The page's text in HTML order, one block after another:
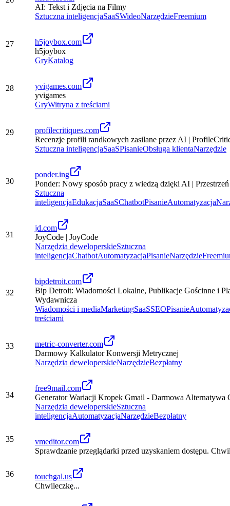
AI: Tekst i Zdjęcia na Filmy
Sztuczna inteligencjaSaaSWideoNarzędzieFreemium
27
h5joybox.com
h5joybox
GryKatalog
28
yvigames.com
yvigames
GryWitryna z treściami
29
profilecritiques.com
Recenzje profili randkowych zasilane przez AI |
Sztuczna inteligencjaSaaSPisanieObsługa klientaNarzędzie
30
ponder.ing
Ponder: Nowy sposób pracy z wiedzą dzięki AI |
Sztuczna
inteligencjaEdukacjaSaaSChatbotPisanieAutomatyzacja
31
jd.com
JoyCode | JoyCode
Narzędzia deweloperskieSztuczna
inteligencjaChatbotAutomatyzacjaPisanieNarzędzie
32
bipdetroit.com
Bip Detroit: Wiadomości Lokalne, Publikacje Gościnne i
Wydawnicza
Wiadomości i mediaMarketingSaaSSEOPisanie
treściami
33
metric-converter.com
Darmowy Kalkulator Konwersji Metrycznej
Narzędzia deweloperskieNarzędzieBezpłatny
34
free9mail.com
Generator Wariacji Kropek Gmail - Darmowa Alternatywa
Narzędzia deweloperskieSztuczna
inteligencjaAutomatyzacjaNarzędzieBezpłatny
35
vmeditor.com
Sprawdzanie przeglądarki przed uzyskaniem dostępu.
36
touchgal.us
Chwileczkę...